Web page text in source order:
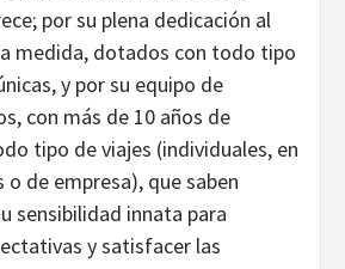
por su plena dedicación al
medida, dotados con todo tipo
y por su equipo de
con más de 10 años de
tipo de viajes (individuales, en
de empresa), que saben
sensibilidad innata para
y satisfacer las